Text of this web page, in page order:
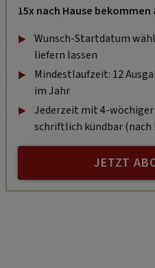
15x nach Hause bekommen
Wunsch-Startdatum
liefern lassen
Mindestlaufzeit: 12
im Jahr
Jederzeit mit 4-
schriftlich kündbar
JETZT